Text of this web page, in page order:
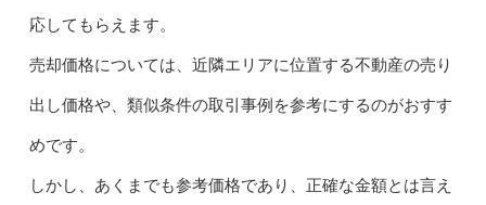
応してもらえます。
売却価格については、近隣エリアに位置する不動産の売り
出し価格や、類似条件の取引事例を参考にするのがおすす
めです。
しかし、あくまでも参考価格であり、正確な金額とは言え